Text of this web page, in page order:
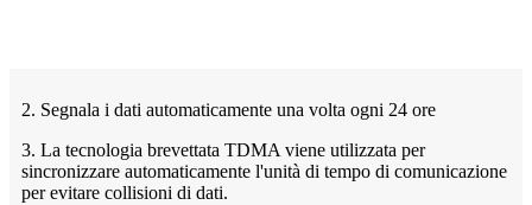
2. Segnala i dati automaticamente una volta ogni 24 ore
3. La tecnologia brevettata TDMA viene utilizzata per
sincronizzare automaticamente l'unità di tempo di comunicazione
per evitare collisioni di dati.